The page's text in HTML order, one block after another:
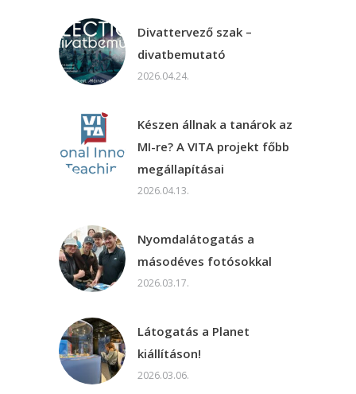
Divattervező szak –
divatbemutató
2026.04.24.
Készen állnak a tanárok az
MI-re? A VITA projekt főbb
megállapításai
2026.04.13.
Nyomdalátogatás a
másodéves fotósokkal
2026.03.17.
Látogatás a Planet
kiállításon!
2026.03.06.